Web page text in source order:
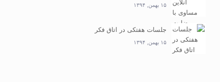
۱۵ بهمن, ۱۳۹۴
جلسات هفتکی در اتاق فکر
۱۵ بهمن, ۱۳۹۴